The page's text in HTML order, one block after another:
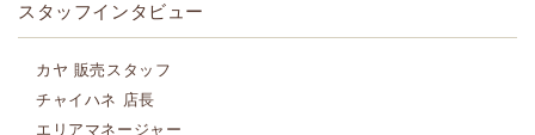
スタッフインタビュー
カヤ 販売スタッフ
チャイハネ 店長
エリアマネージャー